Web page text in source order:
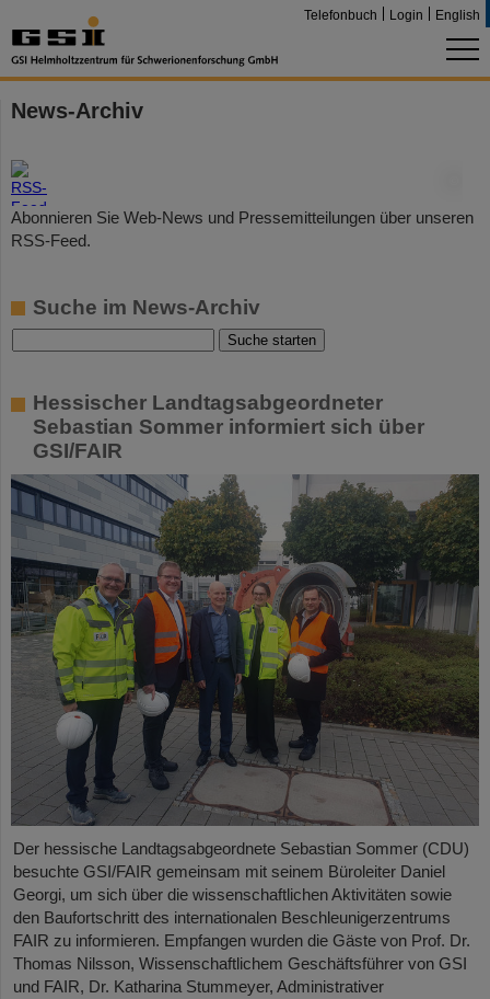
Telefonbuch Login English
News-Archiv
Abonnieren Sie Web-News und Pressemitteilungen über unseren
RSS-Feed.
Suche im News-Archiv
Hessischer Landtagsabgeordneter
Sebastian Sommer informiert sich über
GSI/FAIR
Der hessische Landtagsabgeordnete Sebastian Sommer (CDU)
besuchte GSI/FAIR gemeinsam mit seinem Büroleiter Daniel
Georgi, um sich über die wissenschaftlichen Aktivitäten sowie
den Baufortschritt des internationalen Beschleunigerzentrums
FAIR zu informieren. Empfangen wurden die Gäste von Prof. Dr.
Thomas Nilsson, Wissenschaftlichem Geschäftsführer von GSI
und FAIR, Dr. Katharina Stummeyer, Administrativer